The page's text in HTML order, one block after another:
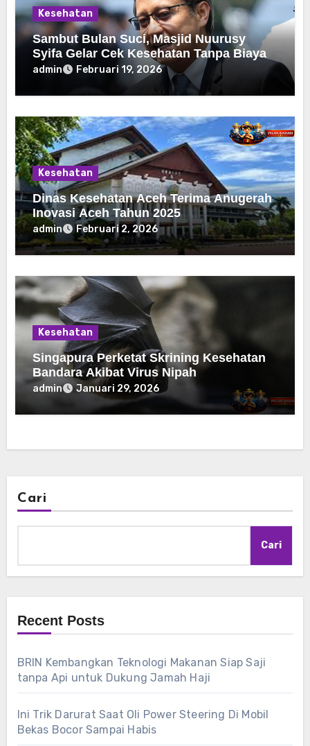
Kesehatan
Sambut Bulan Suci, Masjid Nuurusy
Syifa Gelar Cek Kesehatan Tanpa Biaya
admin Februari 19, 2026
Kesehatan
Dinas Kesehatan Aceh Terima Anugerah
Inovasi Aceh Tahun 2025
admin Februari 2, 2026
Kesehatan
Singapura Perketat Skrining Kesehatan
Bandara Akibat Virus Nipah
admin Januari 29, 2026
Cari
Cari
Recent Posts
BRIN Kembangkan Teknologi Makanan Siap Saji
tanpa Api untuk Dukung Jamah Haji
Ini Trik Darurat Saat Oli Power Steering Di Mobil
Bekas Bocor Sampai Habis